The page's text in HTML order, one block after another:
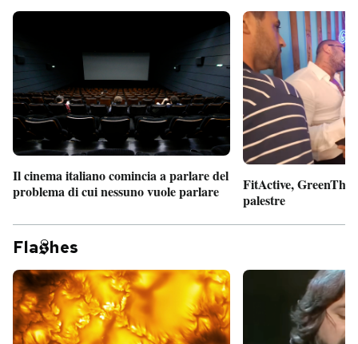
Il cinema italiano comincia a parlare del
problema di cui nessuno vuole parlare
FitActive,
palestre
Fla hes